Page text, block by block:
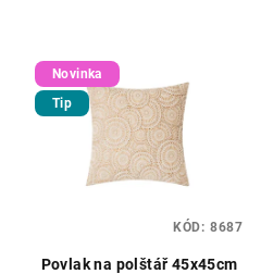
Novinka
Tip
Povlak na polštář 45x45cm
KÓD: 8687